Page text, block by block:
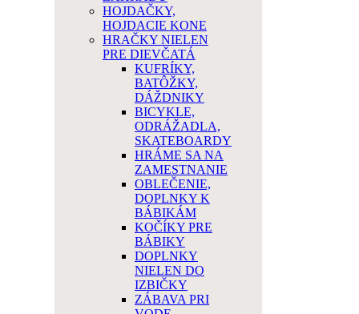
HOJDAČKY,
HOJDACIE KONE
HRAČKY NIELEN
PRE DIEVČATÁ
KUFRÍKY,
BATÔŽKY,
DÁŽDNIKY
BICYKLE,
ODRÁŽADLA,
SKATEBOARDY
HRÁME SA NA
ZAMESTNANIE
OBLEČENIE,
DOPLNKY K
BÁBIKÁM
KOČÍKY PRE
BÁBIKY
DOPLNKY
NIELEN DO
IZBIČKY
ZÁBAVA PRI